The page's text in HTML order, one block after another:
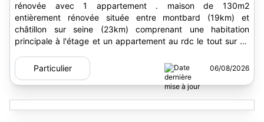
rénovée avec 1 appartement . maison de 130m2
entièrement rénovée située entre montbard (19km) et
châtillon sur seine (23km) comprenant une habitation
principale à l'étage et un appartement au rdc le tout sur un
Particulier
06/08/2026